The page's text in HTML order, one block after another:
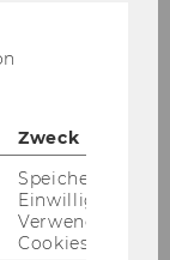
Zweck
Speichert Ihre
Einwilligung zur
Verwendung von
Cookies.